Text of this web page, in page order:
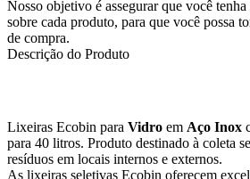
Nosso objetivo é assegurar que você
sobre cada produto, para que você possa
de compra.
Descrição do Produto
Lixeiras Ecobin para Vidro em Aço Inox
para 40 litros. Produto destinado à coleta
resíduos em locais internos e externos.
As lixeiras seletivas Ecobin oferecem